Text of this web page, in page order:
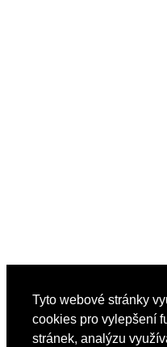
Tyto webové stránky
cookies pro vylepšení
stránek, analýzu